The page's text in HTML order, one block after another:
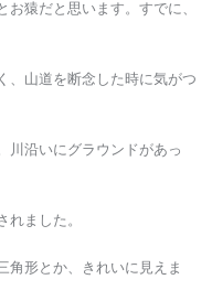
猿だと思います。すでに、
、山道を断念した時に気がつ
川沿いにグラウンドがあっ
ました。
角形とか、きれいに見えま